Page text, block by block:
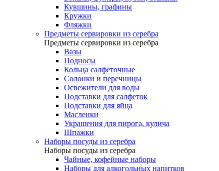
Кувшины, графины
Кружки
Фляжки
Предметы сервировки из серебра
Предметы сервировки из серебра
Вазы
Подносы
Кольца салфеточные
Солонки и перечницы
Освежители для воды
Подставки для салфеток
Подставки для яйца
Масленки
Украшения для пирога, кулича
Шпажки
Наборы посуды из серебра
Наборы посуды из серебра
Чайные, кофейные наборы
Наборы для алкогольных напитков